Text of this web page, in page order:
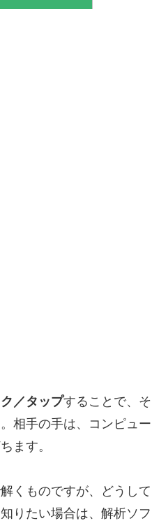
／タップすることで、そ
相手の手は、コンピュー
ます。
くものですが、どうして
りたい場合は、解析ソフ